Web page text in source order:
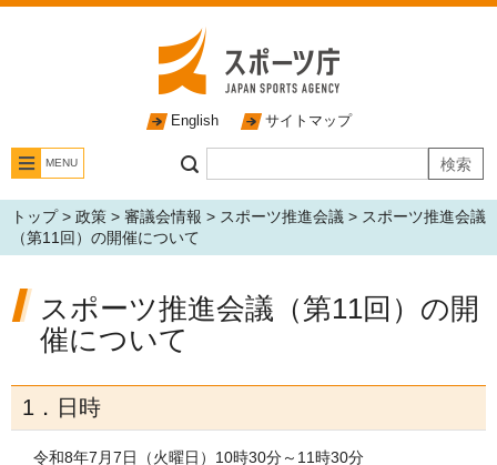
English サイトマップ
MENU
トップ> 政策 > 審議会情報 > スポーツ推進会議 > スポーツ推進会議
（第11回）の開催について
スポーツ推進会議（第11回）の開
催について
1．日時
令和8年7月7日（火曜日）10時30分～11時30分